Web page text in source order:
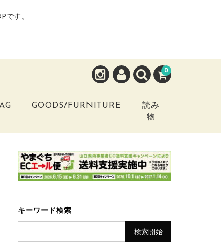
です。
0
GOODS/FURNITURE
読み
物
キーワード検索